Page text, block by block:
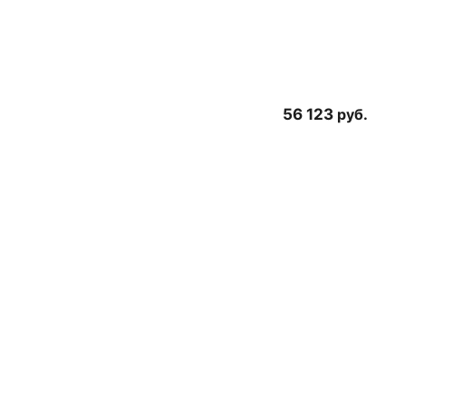
56 123 руб.